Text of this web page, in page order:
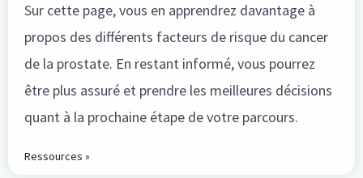
Sur cette page, vous en apprendrez davantage à
propos des différents facteurs de risque du cancer
de la prostate. En restant informé, vous pourrez
être plus assuré et prendre les meilleures décisions
quant à la prochaine étape de votre parcours.
Ressources »